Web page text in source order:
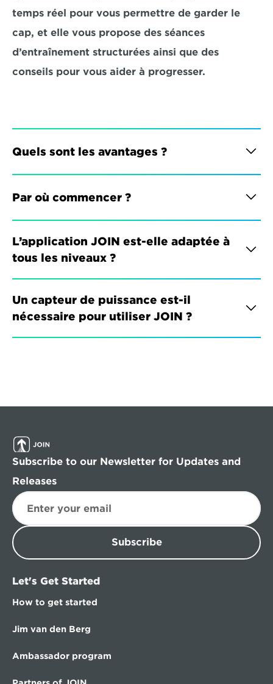
temps réel pour vous permettre de garder le
cap, et elle vous propose des séances
d’entraînement structurées ainsi que des
conseils pour vous aider à progresser.
Quels sont les avantages ?
Par où commencer ?
L’application JOIN est-elle adaptée à
tous les niveaux ?
Un capteur de puissance est-il
nécessaire pour utiliser JOIN ?
Subscribe to our Newsletter for Updates and
Releases
Subscribe
Let's Get Started
How to get started
Jim van den Berg
Ambassador program